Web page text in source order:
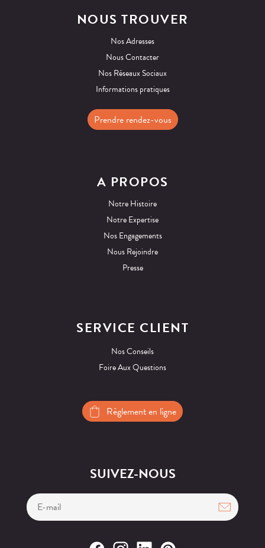
NOUS TROUVER
Nos Adresses
Nous Contacter
Nos Réseaux Sociaux
Informations pratiques
Prendre rendez-vous
A PROPOS
Notre Histoire
Notre Expertise
Nos Engagements
Nous Rejoindre
Presse
SERVICE CLIENT
Nos Conseils
Foire Aux Questions
Règlement en ligne
SUIVEZ-NOUS